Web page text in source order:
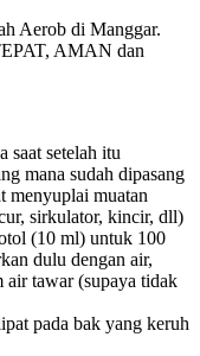
saat setelah itu
mana sudah dipasang
menyuplai muatan
sirkulator, kincir, dll)
(10 ml) untuk 100
dulu dengan air,
air tawar (supaya tidak
pada bak yang keruh